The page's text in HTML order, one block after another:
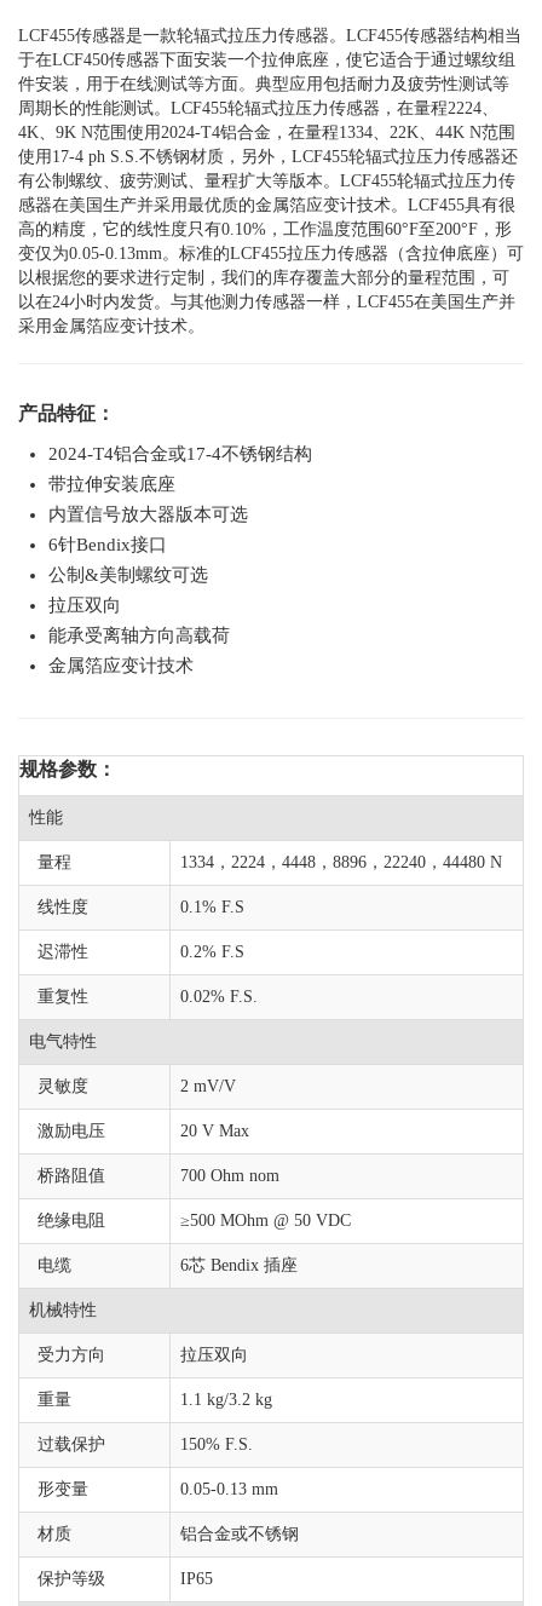
LCF455传感器是一款轮辐式拉压力传感器。LCF455传感器结构相当
于在LCF450传感器下面安装一个拉伸底座，使它适合于通过螺纹组
件安装，用于在线测试等方面。典型应用包括耐力及疲劳性测试等
周期长的性能测试。LCF455轮辐式拉压力传感器，在量程2224、
4K、9K N范围使用2024-T4铝合金，在量程1334、22K、44K N范围
使用17-4 ph S.S.不锈钢材质，另外，LCF455轮辐式拉压力传感器还
有公制螺纹、疲劳测试、量程扩大等版本。LCF455轮辐式拉压力传
感器在美国生产并采用最优质的金属箔应变计技术。LCF455具有很
高的精度，它的线性度只有0.10%，工作温度范围60°F至200°F，形
变仅为0.05-0.13mm。标准的LCF455拉压力传感器（含拉伸底座）可
以根据您的要求进行定制，我们的库存覆盖大部分的量程范围，可
以在24小时内发货。与其他测力传感器一样，LCF455在美国生产并
采用金属箔应变计技术。
产品特征：
2024-T4铝合金或17-4不锈钢结构
带拉伸安装底座
内置信号放大器版本可选
6针Bendix接口
公制&美制螺纹可选
拉压双向
能承受离轴方向高载荷
金属箔应变计技术
规格参数：
性能
量程 1334，2224，4448，8896，22240，44480 N
线性度 0.1% F.S
迟滞性 0.2% F.S
重复性 0.02% F.S.
电气特性
灵敏度 2 mV/V
激励电压 20 V Max
桥路阻值 700 Ohm nom
绝缘电阻 ≥500 MOhm @ 50 VDC
电缆 6芯 Bendix 插座
机械特性
受力方向 拉压双向
重量 1.1 kg/3.2 kg
过载保护 150% F.S.
形变量 0.05-0.13 mm
材质 铝合金或不锈钢
保护等级 IP65